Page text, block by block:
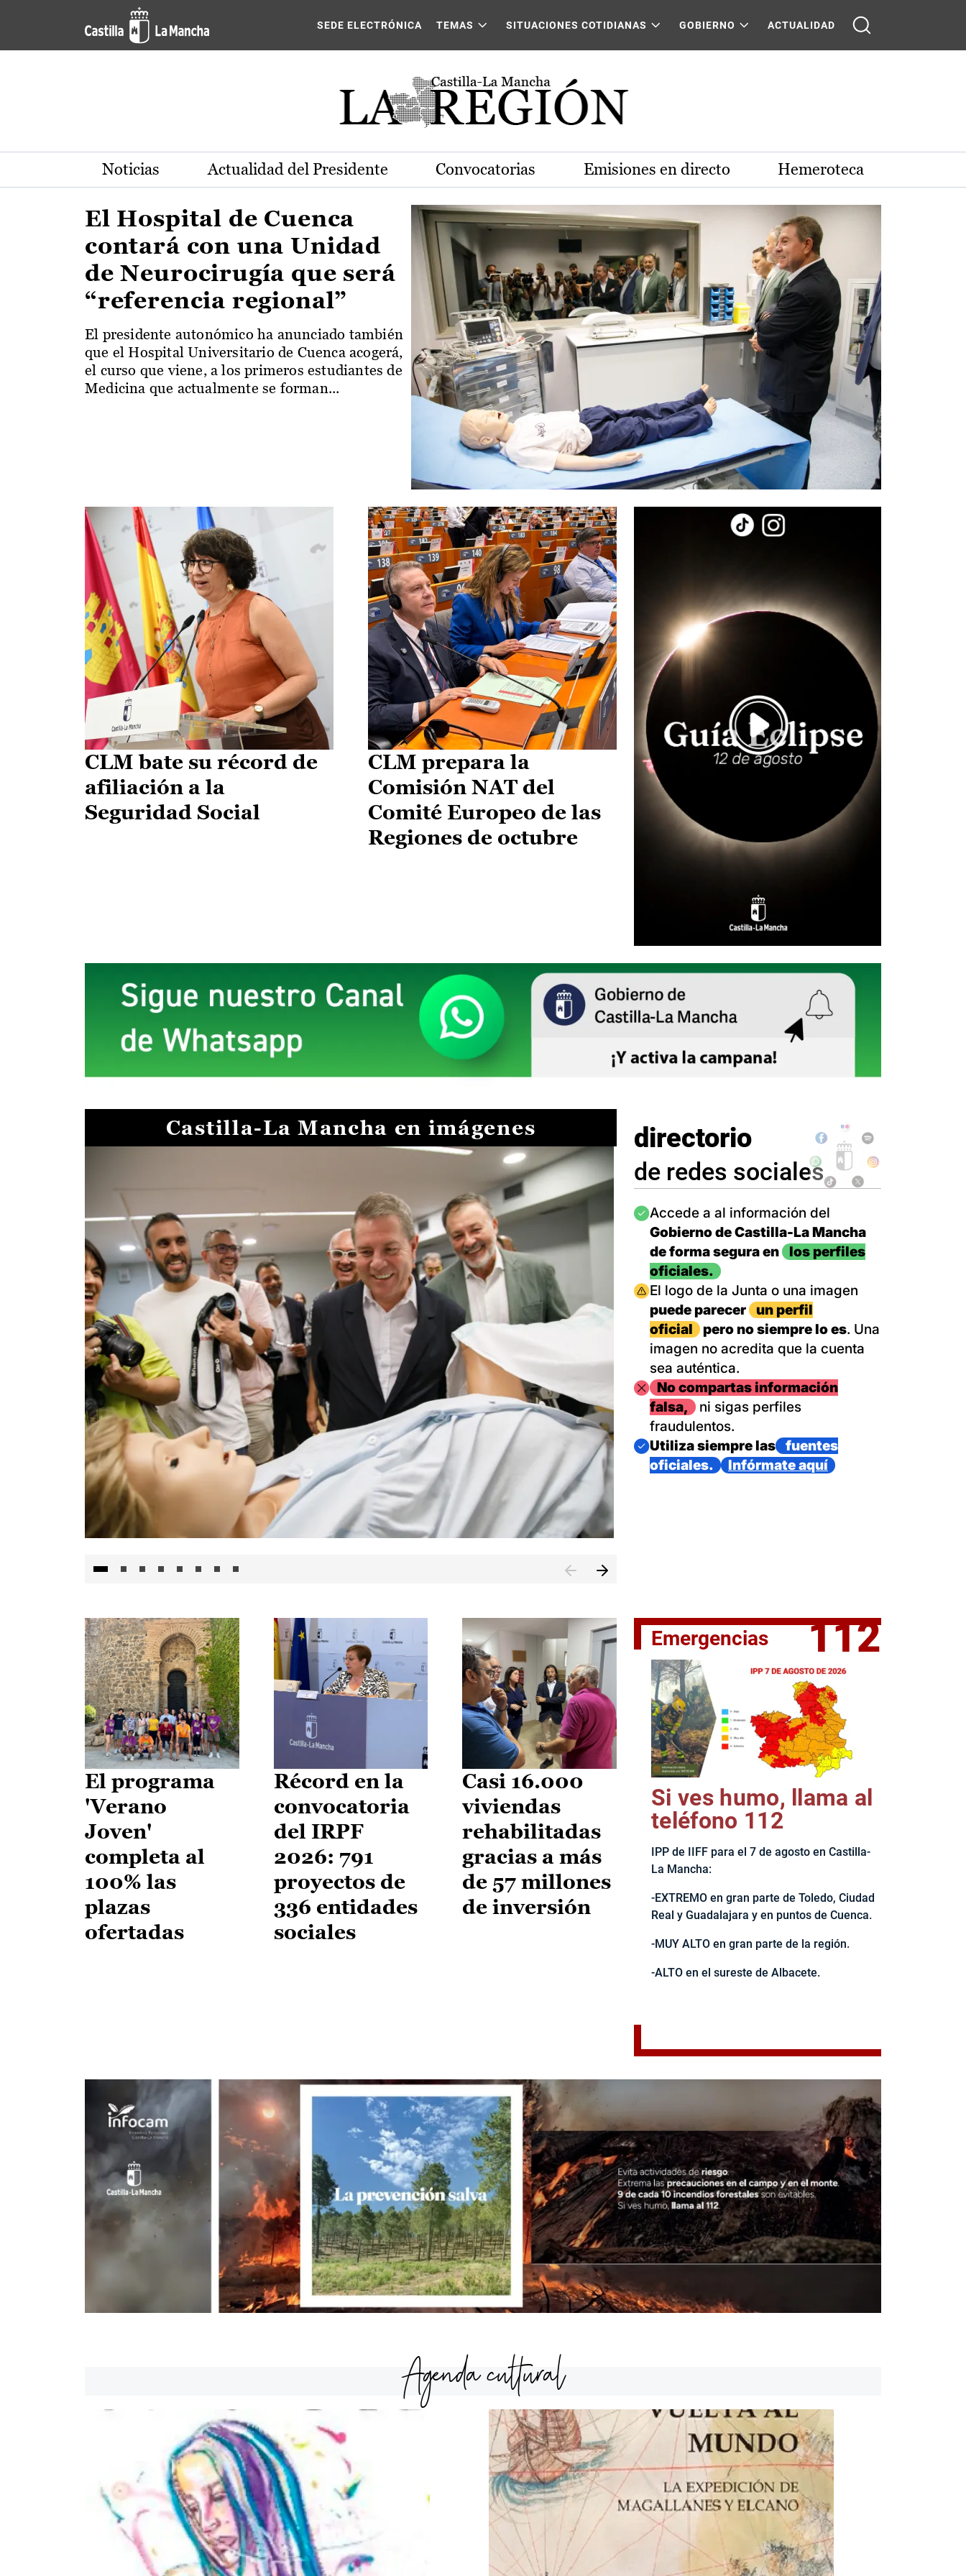
Pasar al contenido principal
Actualidad de la región de Castilla-La Mancha
SEDE ELECTRÓNICA TEMAS SITUACIONES COTIDIANAS GOBIERNO ACTUALIDAD
Noticias Actualidad del Presidente Convocatorias Emisiones en directo Hemeroteca
El Hospital de Cuenca
contará con una Unidad
de Neurocirugía que será
“referencia regional”
El presidente autonómico ha anunciado también
que el Hospital Universitario de Cuenca acogerá,
el curso que viene, a los primeros estudiantes de
Medicina que actualmente se forman...
CLM bate su récord de
afiliación a la
Seguridad Social
CLM prepara la
Comisión NAT del
Comité Europeo de las
Regiones de octubre
Castilla-La Mancha en imágenes
El jefe del Ejecutivo castellanomanchego, Emiliano García-
directorio
de redes sociales
Imagen
Accede a al información del
Gobierno de Castilla-La Mancha
de forma segura en
los perfiles
oficiales.
Imagen
El logo de la Junta o una imagen
puede parecer
un perfil
oficial
pero no siempre lo es. Una
imagen no acredita que la cuenta
sea auténtica.
ImagenNo compartas información
falsa,
ni sigas perfiles
fraudulentos.
Imagen
Utiliza siempre las
fuentes
oficiales.
Infórmate aquí
El programa
'Verano
Joven'
completa al
100% las
plazas
ofertadas
Récord en la
convocatoria
del IRPF
2026: 791
proyectos de
336 entidades
sociales
Casi 16.000
viviendas
rehabilitadas
gracias a más
de 57 millones
de inversión
Emergencias 112
Si ves humo, llama al
teléfono 112
IPP de IIFF para el 7 de agosto en Castilla-
La Mancha:
-EXTREMO en gran parte de Toledo, Ciudad
Real y Guadalajara y en puntos de Cuenca.
-MUY ALTO en gran parte de la región.
-ALTO en el sureste de Albacete.
Agenda cultural